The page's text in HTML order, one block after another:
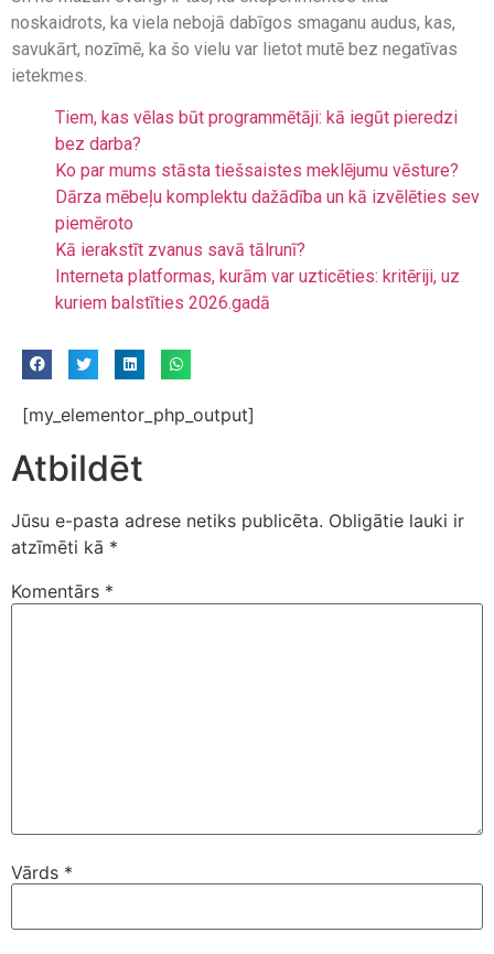
noskaidrots, ka viela nebojā dabīgos smaganu audus, kas,
savukārt, nozīmē, ka šo vielu var lietot mutē bez negatīvas
ietekmes.
Tiem, kas vēlas būt programmētāji: kā iegūt pieredzi
bez darba?
Ko par mums stāsta tiešsaistes meklējumu vēsture?
Dārza mēbeļu komplektu dažādība un kā izvēlēties sev
piemēroto
Kā ierakstīt zvanus savā tālrunī?
Interneta platformas, kurām var uzticēties: kritēriji, uz
kuriem balstīties 2026.gadā
[my_elementor_php_output]
Atbildēt
Jūsu e-pasta adrese netiks publicēta. Obligātie lauki ir
atzīmēti kā *
Komentārs *
Vārds *